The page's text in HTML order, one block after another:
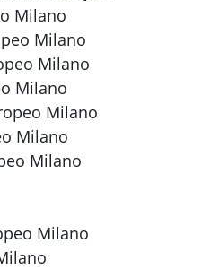
Milano
Milano
Milano
Milano
Milano
Milano
Milano
Milano